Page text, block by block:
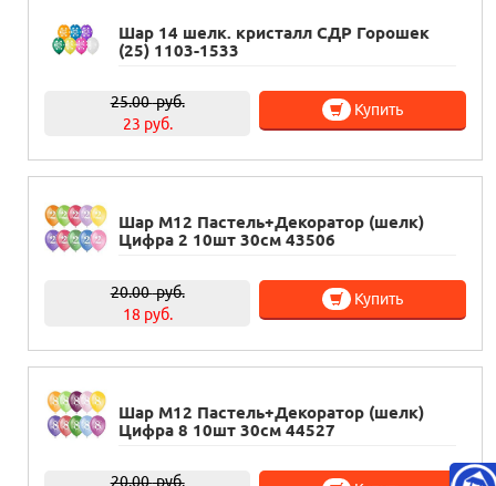
Шар 14 шелк. кристалл СДР Горошек
(25) 1103-1533
25.00руб.
23 руб.
Купить
Шар М12 Пастель+Декоратор (шелк)
Цифра 2 10шт 30см 43506
20.00руб.
18 руб.
Купить
Шар М12 Пастель+Декоратор (шелк)
Цифра 8 10шт 30см 44527
20.00руб.